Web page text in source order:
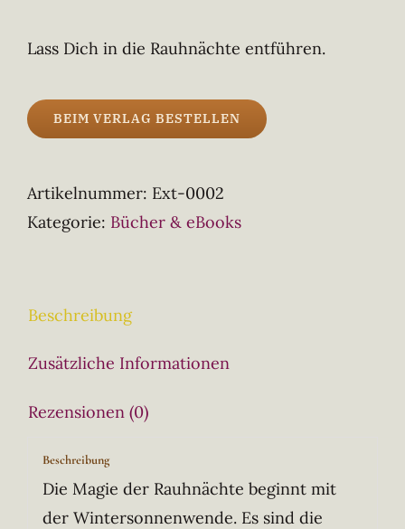
Lass Dich in die Rauhnächte entführen.
BEIM VERLAG BESTELLEN
Artikelnummer: Ext-0002
Kategorie: Bücher & eBooks
Beschreibung
Zusätzliche Informationen
Rezensionen (0)
Beschreibung
Die Magie der Rauhnächte beginnt mit
der Wintersonnenwende. Es sind die